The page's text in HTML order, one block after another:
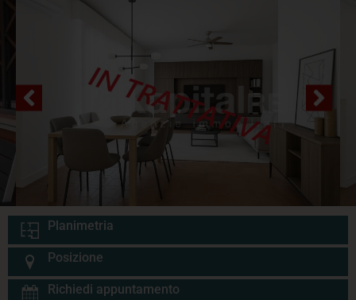
Planimetria
Posizione
Richiedi appuntamento